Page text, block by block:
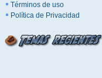
Términos de uso
Política de Privacidad